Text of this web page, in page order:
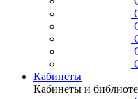
Кабинеты
Кабинеты и